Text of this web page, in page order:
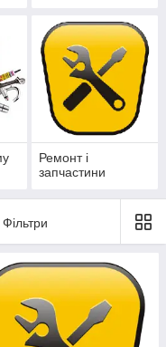
Ремонт і
запчастини
Фільтри